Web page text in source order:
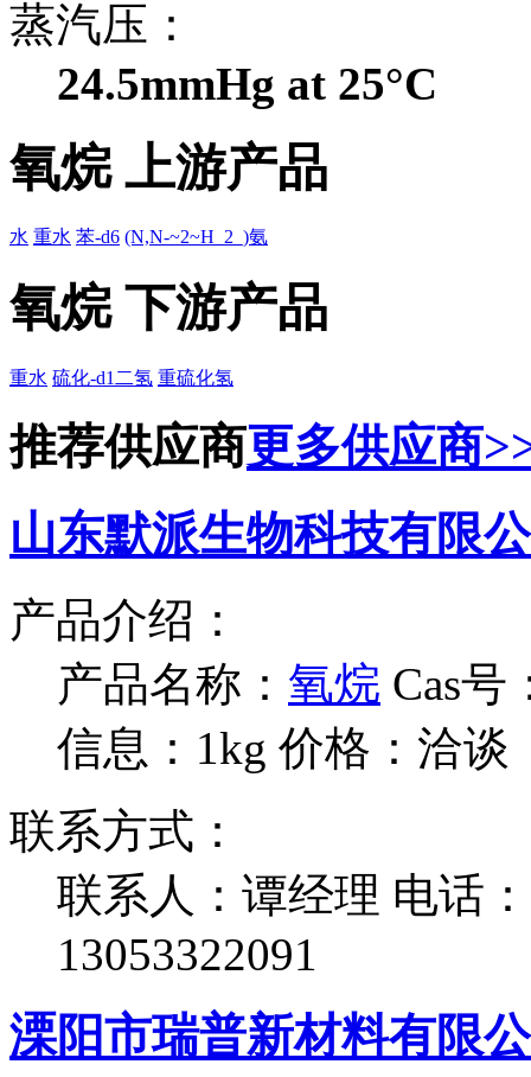
蒸汽压：
24.5mmHg at 25°C
氧烷 上游产品
水 重水 苯-d6 (N,N-~2~H_2_)氨
氧烷 下游产品
重水 硫化-d1二氢 重硫化氢
推荐供应商更多供应商
山东默派生物科技有限
产品介绍：
产品名称： 氧烷 Cas号
信息：1kg 价格：洽谈
联系方式：
联系人：谭经理 电话
13053322091
溧阳市瑞普新材料有限